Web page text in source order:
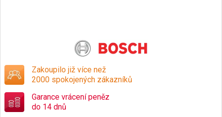
Zakoupilo již více než
2000 spokojených zákazníků
Garance vrácení peněz
do 14 dnů